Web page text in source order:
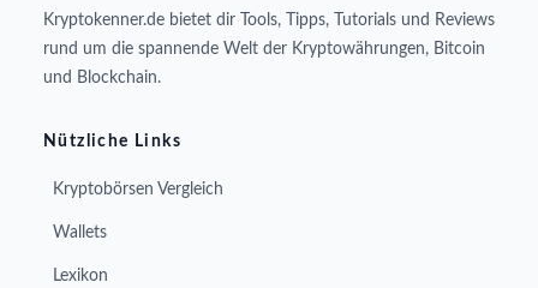
Kryptokenner.de bietet dir Tools, Tipps, Tutorials und Reviews
rund um die spannende Welt der Kryptowährungen, Bitcoin
und Blockchain.
Nützliche Links
Kryptobörsen Vergleich
Wallets
Lexikon